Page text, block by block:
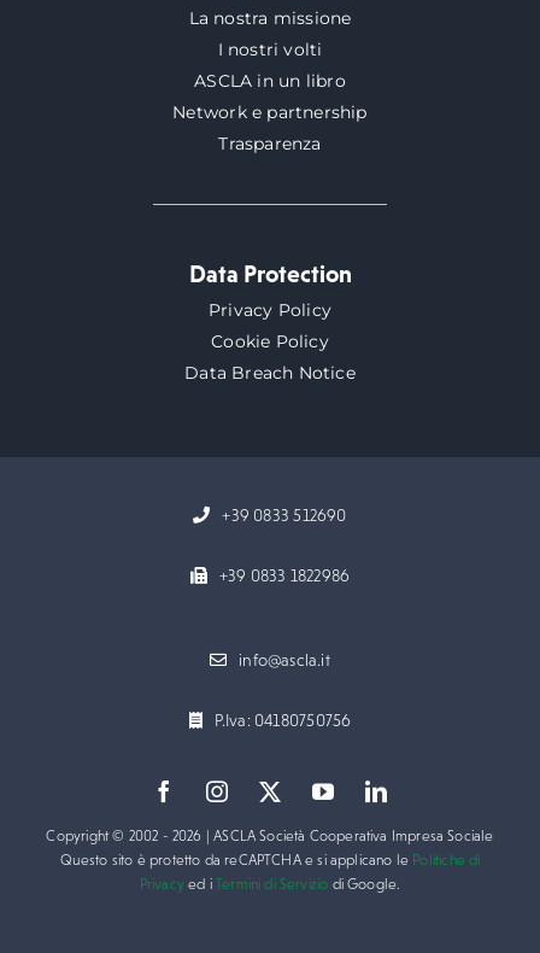
La nostra missione
I nostri volti
ASCLA in un libro
Network e partnership
Trasparenza
Data Protection
Privacy Policy
Cookie Policy
Data Breach Notice
+39 0833 512690
+39 0833 1822986
info@ascla.it
P.Iva: 04180750756
Copyright © 2002 - 2026 | ASCLA Società Cooperativa Impresa Sociale
Questo sito è protetto da reCAPTCHA e si applicano le Politiche di
Privacyed i Termini di Servizio di Google.